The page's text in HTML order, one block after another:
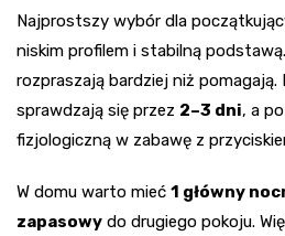
Najprostszy wybór dla
niskim profilem i stabilną
rozpraszają bardziej niż pomagają.
sprawdzają się przez 2–3 dni, a
fizjologiczną w zabawę z
W domu warto mieć 1 główny
zapasowy do drugiego pokoju.